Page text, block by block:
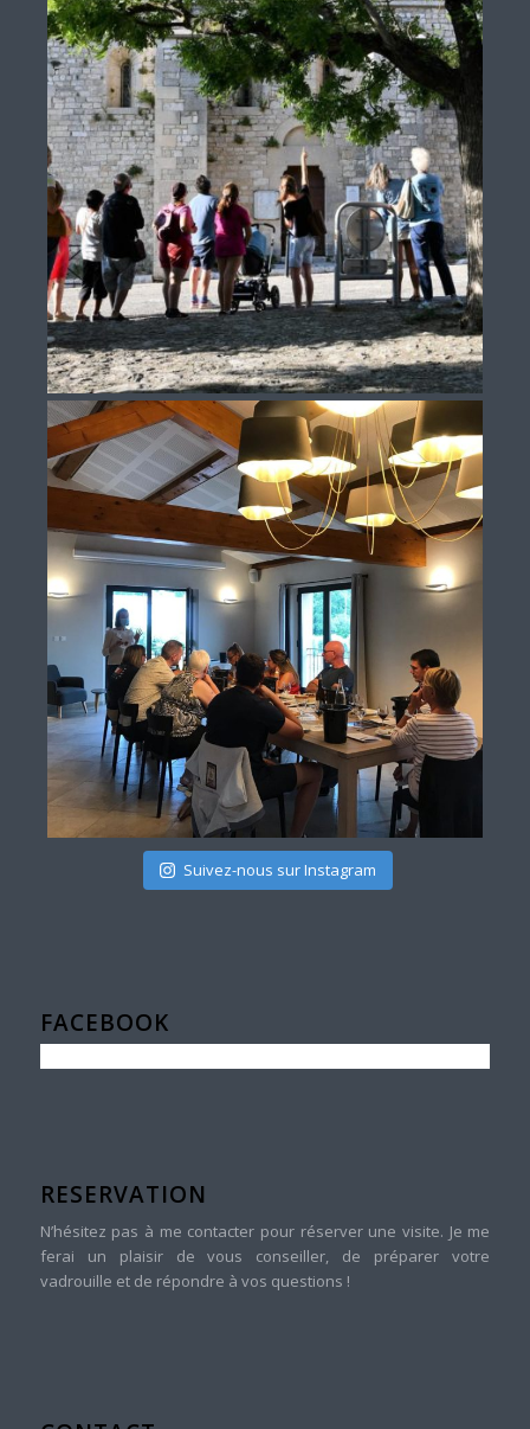
Suivez-nous sur Instagram
FACEBOOK
RESERVATION
N’hésitez pas à me contacter pour réserver une visite. Je me
ferai un plaisir de vous conseiller, de préparer votre
vadrouille et de répondre à vos questions !